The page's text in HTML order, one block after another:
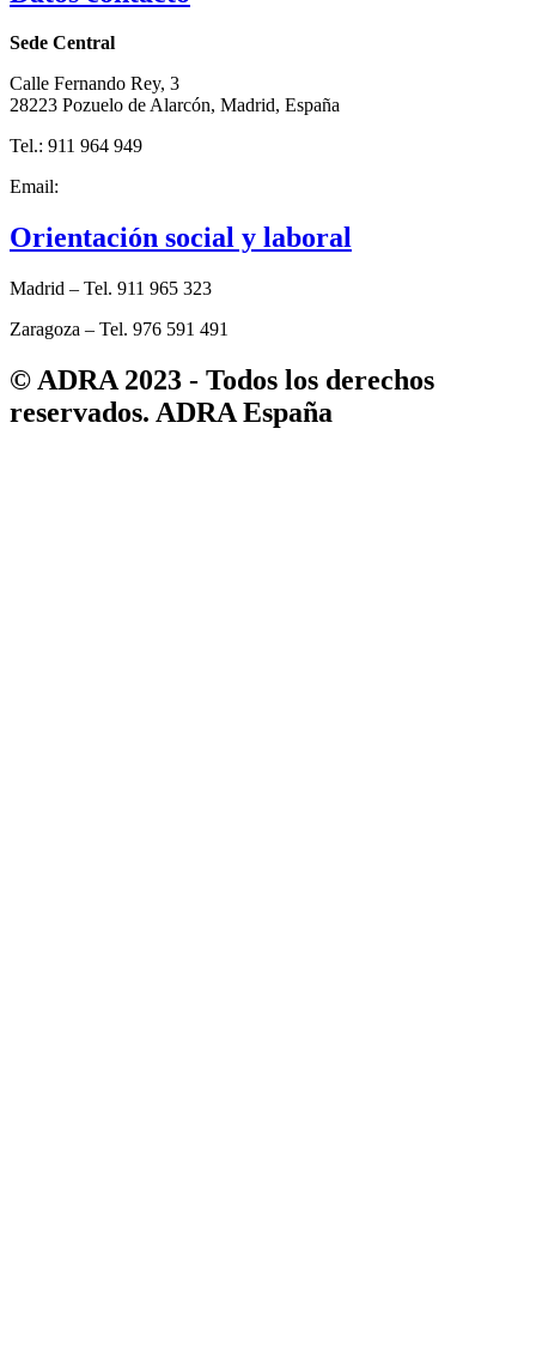
Sede Central
Calle Fernando Rey, 3
28223 Pozuelo de Alarcón, Madrid, España
Tel.: 911 964 949
Email:
Orientación social y laboral
Madrid – Tel. 911 965 323
Zaragoza – Tel. 976 591 491
© ADRA 2023 - Todos los derechos
reservados. ADRA España